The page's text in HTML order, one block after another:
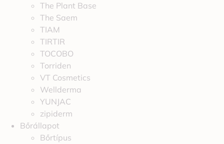
The Plant Base
The Saem
TIAM
TIRTIR
TOCOBO
Torriden
VT Cosmetics
Wellderma
YUNJAC
zipiderm
Bőrállapot
Bőrtípus